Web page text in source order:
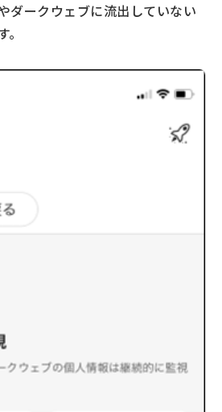
ダークウェブに流出していない